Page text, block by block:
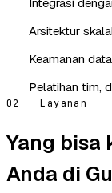
Arsitektur
Keamanan
Pelatihan tim,
02 — Layanan
Yang bisa
Anda di